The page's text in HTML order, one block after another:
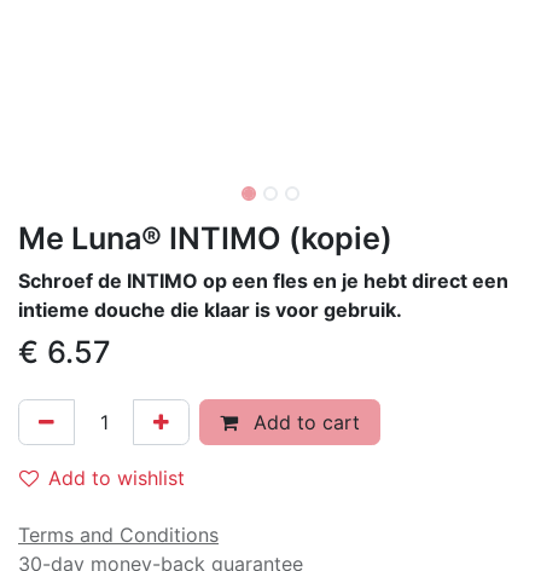
Me Luna® INTIMO (kopie)
Schroef de INTIMO op een fles en je hebt direct een
intieme douche die klaar is voor gebruik.
€ 6.57
Add to cart
Add to wishlist
Terms and Conditions
30-day money-back guarantee